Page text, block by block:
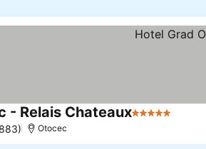
- Relais Chateaux5 Zvezdice
Otocec